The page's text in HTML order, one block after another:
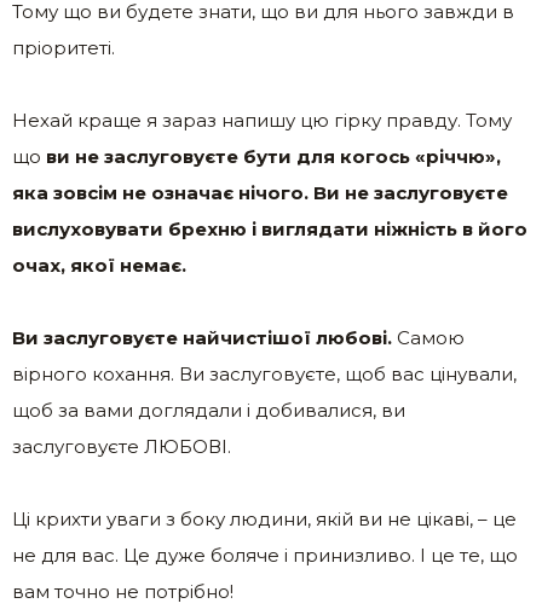
Тому що ви будете знати, що ви для нього завжди в
пріоритеті.
Нехай краще я зараз напишу цю гірку правду. Тому
що ви не заслуговуєте бути для когось «річчю»,
яка зовсім не означає нічого. Ви не заслуговуєте
вислуховувати брехню і виглядати ніжність в його
очах, якої немає.
Ви заслуговуєте найчистішої любові. Самою
вірного кохання. Ви заслуговуєте, щоб вас цінували,
щоб за вами доглядали і добивалися, ви
заслуговуєте ЛЮБОВІ.
Ці крихти уваги з боку людини, якій ви не цікаві, – це
не для вас. Це дуже боляче і принизливо. І це те, що
вам точно не потрібно!